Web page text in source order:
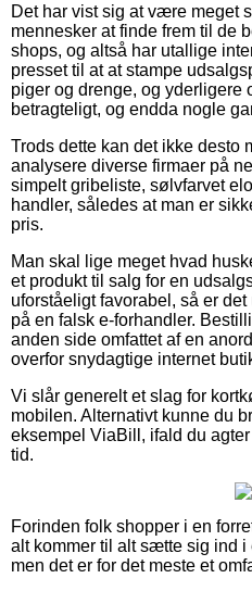
Det har vist sig at være meget
mennesker at finde frem til de
shops, og altså har utallige
presset til at at stampe
piger og drenge, og
betragteligt, og endda nogle
Trods dette kan det ikke desto
analysere diverse firmaer på
simpelt gribeliste, sølvfarvet
handler, således at man er
pris.
Man skal lige meget hvad
et produkt til salg for en
uforståeligt favorabel, så er
på en falsk e-forhandler.
anden side omfattet af en
overfor snydagtige internet
Vi slår generelt et slag for
mobilen. Alternativt kunne du
eksempel ViaBill, ifald du
tid.
Forinden folk shopper i en
alt kommer til alt sætte sig ind
men det er for det meste et